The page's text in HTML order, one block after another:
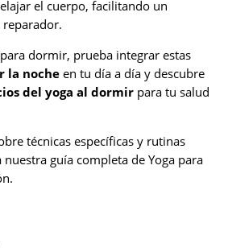
el cuerpo, facilitando un
dormir, prueba integrar estas
la nocheen tu día a día y descubre
del yoga al dormir para tu salud
técnicas específicas y rutinas
guía completa de Yoga para